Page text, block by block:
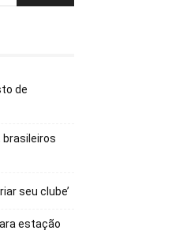
de
brasileiros
seu clube’
estação